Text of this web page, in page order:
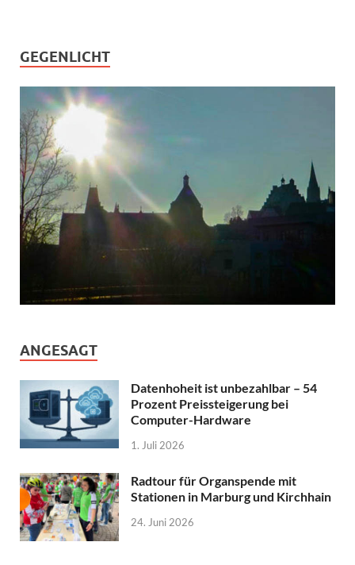
GEGENLICHT
ANGESAGT
Datenhoheit ist unbezahlbar – 54
Prozent Preissteigerung bei
Computer-Hardware
1. Juli 2026
Radtour für Organspende mit
Stationen in Marburg und Kirchhain
24. Juni 2026